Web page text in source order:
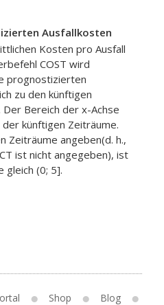
Ausfallkosten
Kosten pro Ausfall
COST wird
prognostizierten
zu den künftigen
Bereich der x-Achse
künftigen Zeiträume.
Zeiträume angeben(d. h.,
ist nicht angegeben), ist
gleich (0; 5].
Shop
Blog